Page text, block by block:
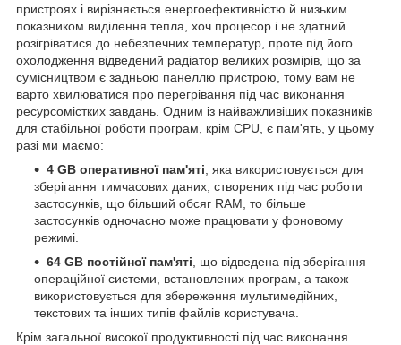
пристроях і вирізняється енергоефективністю й низьким
показником виділення тепла, хоч процесор і не здатний
розігріватися до небезпечних температур, проте під його
охолодження відведений радіатор великих розмірів, що за
сумісництвом є задньою панеллю пристрою, тому вам не
варто хвилюватися про перегрівання під час виконання
ресурсомістких завдань. Одним із найважливіших показників
для стабільної роботи програм, крім CPU, є пам'ять, у цьому
разі ми маємо:
4 GB оперативної пам'яті , яка використовується для
зберігання тимчасових даних, створених під час роботи
застосунків, що більший обсяг RAM, то більше
застосунків одночасно може працювати у фоновому
режимі.
64 GB постійної пам'яті , що відведена під зберігання
операційної системи, встановлених програм, а також
використовується для збереження мультимедійних,
текстових та інших типів файлів користувача.
Крім загальної високої продуктивності під час виконання